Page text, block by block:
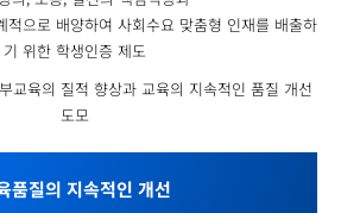
적으로 배양하여 사회수요 맞춤형 인재를 배출하
기 위한 학생인증 제도
교육의 질적 향상과 교육의 지속적인 품질 개선
도모
품질의 지속적인 개선